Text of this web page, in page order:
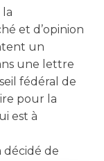
la
et d’opinion
un
une lettre
fédéral de
pour la
est à
décidé de